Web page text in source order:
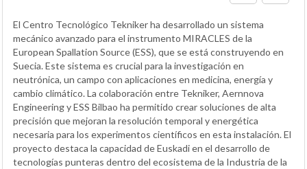
El Centro Tecnológico Tekniker ha desarrollado un sistema
mecánico avanzado para el instrumento MIRACLES de la
European Spallation Source (ESS), que se está construyendo en
Suecia. Este sistema es crucial para la investigación en
neutrónica, un campo con aplicaciones en medicina, energía y
cambio climático. La colaboración entre Tekniker, Aernnova
Engineering y ESS Bilbao ha permitido crear soluciones de alta
precisión que mejoran la resolución temporal y energética
necesaria para los experimentos científicos en esta instalación. El
proyecto destaca la capacidad de Euskadi en el desarrollo de
tecnologías punteras dentro del ecosistema de la Industria de la